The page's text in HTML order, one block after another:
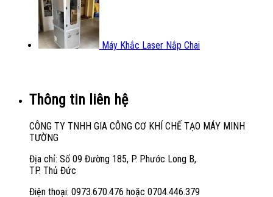
Máy Khắc Laser Nắp Chai
Thông tin liên hệ
CÔNG TY TNHH GIA CÔNG CƠ KHÍ CHẾ TẠO MÁY MINH
TƯỜNG
Địa chỉ: Số 09 Đường 185, P. Phước Long B,
TP. Thủ Đức
Điện thoại: 0973.670.476 hoặc 0704.446.379